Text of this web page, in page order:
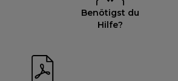
Benötigst du
Hilfe?